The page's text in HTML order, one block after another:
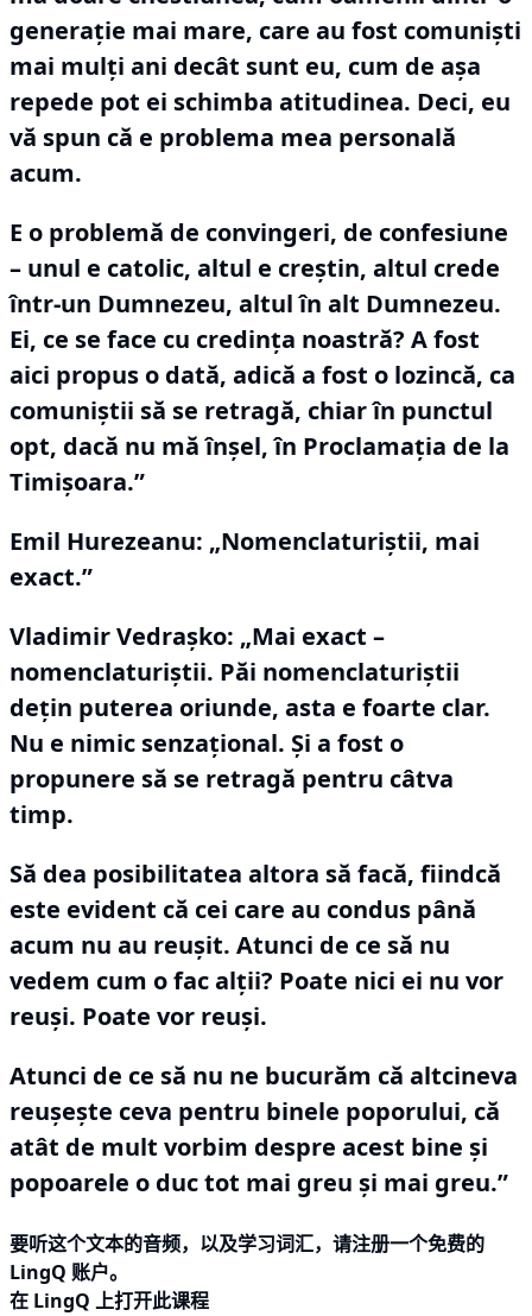
generaţie mai mare, care au fost comunişti
mai mulţi ani decât sunt eu, cum de aşa
repede pot ei schimba atitudinea. Deci, eu
vă spun că e problema mea personală
acum.
E o problemă de convingeri, de confesiune
– unul e catolic, altul e creştin, altul crede
într-un Dumnezeu, altul în alt Dumnezeu.
Ei, ce se face cu credinţa noastră? A fost
aici propus o dată, adică a fost o lozincă, ca
comuniştii să se retragă, chiar în punctul
opt, dacă nu mă înşel, în Proclamaţia de la
Timişoara.”
Emil Hurezeanu: „Nomenclaturiştii, mai
exact.”
Vladimir Vedraşko: „Mai exact –
nomenclaturiştii. Păi nomenclaturiştii
deţin puterea oriunde, asta e foarte clar.
Nu e nimic senzaţional. Şi a fost o
propunere să se retragă pentru câtva
timp.
Să dea posibilitatea altora să facă, fiindcă
este evident că cei care au condus până
acum nu au reuşit. Atunci de ce să nu
vedem cum o fac alţii? Poate nici ei nu vor
reuşi. Poate vor reuşi.
Atunci de ce să nu ne bucurăm că altcineva
reuşeşte ceva pentru binele poporului, că
atât de mult vorbim despre acest bine şi
popoarele o duc tot mai greu şi mai greu.”
要听这个文本的音频，以及学习词汇，请注册一个免费的
LingQ 账户。
在 LingQ 上打开此课程